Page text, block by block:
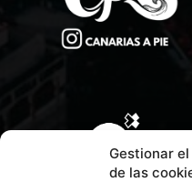
Gestionar
de las